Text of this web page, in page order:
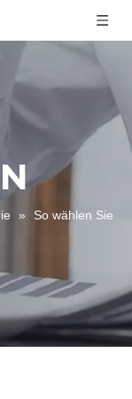
»
So wählen Sie